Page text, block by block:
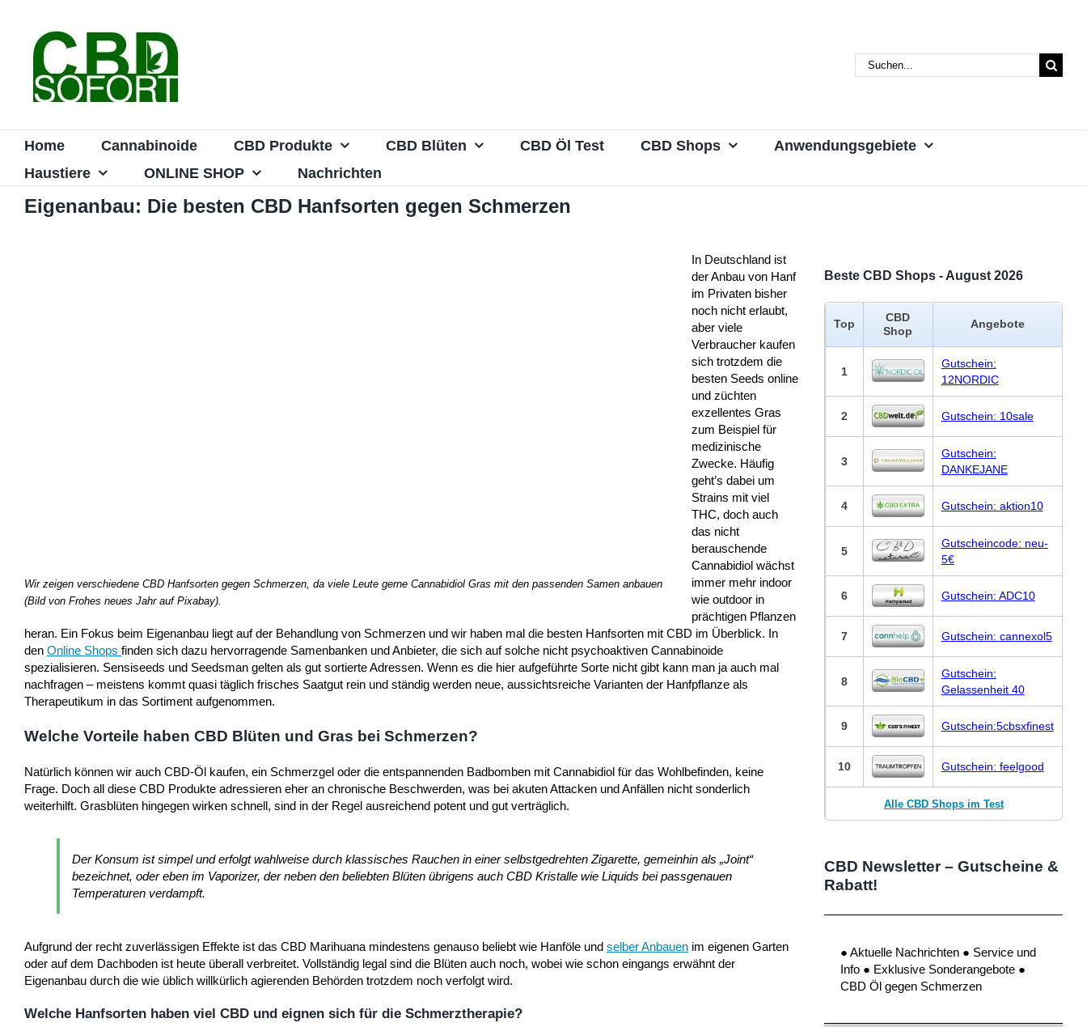
springen
Suche
nach:
Home Cannabinoide CBD Produkte CBD Blüten CBD Öl Test CBD Shops
Anwendungsgebiete
Haustiere
ONLINE SHOP Nachrichten
Eigenanbau: Die besten CBD Hanfsorten gegen Schmerzen
Wir zeigen verschiedene CBD Hanfsorten gegen Schmerzen, da viele Leute gerne Cannabidiol Gras mit den passenden Samen anbauen
(Bild von Frohes neues Jahr auf Pixabay).
In Deutschland ist
der Anbau von Hanf
im Privaten bisher
noch nicht erlaubt,
aber viele
Verbraucher kaufen
sich trotzdem die
besten Seeds online
und züchten
exzellentes Gras
zum Beispiel für
medizinische
Zwecke. Häufig
geht’s dabei um
Strains mit viel
THC, doch auch
das nicht
berauschende
Cannabidiol wächst
immer mehr indoor
wie outdoor in
prächtigen Pflanzen
heran. Ein Fokus beim Eigenanbau liegt auf der Behandlung von Schmerzen und wir haben mal die besten Hanfsorten mit CBD im Überblick. In
den Online Shops finden sich dazu hervorragende Samenbanken und Anbieter, die sich auf solche nicht psychoaktiven Cannabinoide
spezialisieren. Sensiseeds und Seedsman gelten als gut sortierte Adressen. Wenn es die hier aufgeführte Sorte nicht gibt kann man ja auch mal
nachfragen – meistens kommt quasi täglich frisches Saatgut rein und ständig werden neue, aussichtsreiche Varianten der Hanfpflanze als
Therapeutikum in das Sortiment aufgenommen.
Welche Vorteile haben CBD Blüten und Gras bei Schmerzen?
Natürlich können wir auch CBD-Öl kaufen, ein Schmerzgel oder die entspannenden Badbomben mit Cannabidiol für das Wohlbefinden, keine
Frage. Doch all diese CBD Produkte adressieren eher an chronische Beschwerden, was bei akuten Attacken und Anfällen nicht sonderlich
weiterhilft. Grasblüten hingegen wirken schnell, sind in der Regel ausreichend potent und gut verträglich.
Der Konsum ist simpel und erfolgt wahlweise durch klassisches Rauchen in einer selbstgedrehten Zigarette, gemeinhin als „Joint“
bezeichnet, oder eben im Vaporizer, der neben den beliebten Blüten übrigens auch CBD Kristalle wie Liquids bei passgenauen
Temperaturen verdampft.
Aufgrund der recht zuverlässigen Effekte ist das CBD Marihuana mindestens genauso beliebt wie Hanföle und selber Anbauen im eigenen Garten
oder auf dem Dachboden ist heute überall verbreitet. Vollständig legal sind die Blüten auch noch, wobei wie schon eingangs erwähnt der
Eigenanbau durch die wie üblich willkürlich agierenden Behörden trotzdem noch verfolgt wird.
Welche Hanfsorten haben viel CBD und eignen sich für die Schmerztherapie?
Beste CBD Shops - August 2026
Top
CBD
Shop
Angebote
1
Gutschein:
12NORDIC
2 Gutschein: 10sale
3
Gutschein:
DANKEJANE
4 Gutschein: aktion10
5
Gutscheincode: neu-
5€
6 Gutschein: ADC10
7 Gutschein: cannexol5
8
Gutschein:
Gelassenheit 40
9 Gutschein:5cbsxfinest
10 Gutschein: feelgood
Alle CBD Shops im Test
CBD Newsletter – Gutscheine &
Rabatt!
● Aktuelle Nachrichten ● Service und
Info ● Exklusive Sonderangebote ●
CBD Öl gegen Schmerzen